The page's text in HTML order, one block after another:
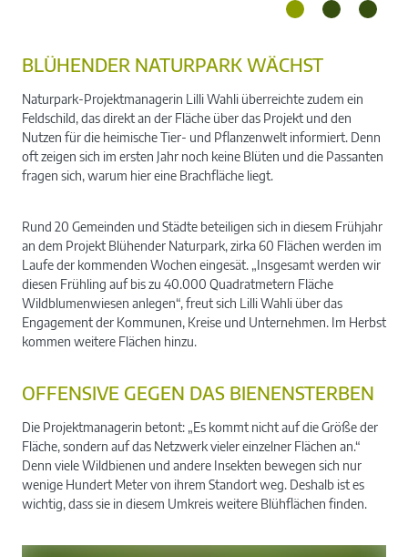
BLÜHENDER NATURPARK WÄCHST
Naturpark-Projektmanagerin Lilli Wahli überreichte zudem ein
Feldschild, das direkt an der Fläche über das Projekt und den
Nutzen für die heimische Tier- und Pflanzenwelt informiert. Denn
oft zeigen sich im ersten Jahr noch keine Blüten und die Passanten
fragen sich, warum hier eine Brachfläche liegt.
Rund 20 Gemeinden und Städte beteiligen sich in diesem Frühjahr
an dem Projekt Blühender Naturpark, zirka 60 Flächen werden im
Laufe der kommenden Wochen eingesät. „Insgesamt werden wir
diesen Frühling auf bis zu 40.000 Quadratmetern Fläche
Wildblumenwiesen anlegen“, freut sich Lilli Wahli über das
Engagement der Kommunen, Kreise und Unternehmen. Im Herbst
kommen weitere Flächen hinzu.
OFFENSIVE GEGEN DAS BIENENSTERBEN
Die Projektmanagerin betont: „Es kommt nicht auf die Größe der
Fläche, sondern auf das Netzwerk vieler einzelner Flächen an.“
Denn viele Wildbienen und andere Insekten bewegen sich nur
wenige Hundert Meter von ihrem Standort weg. Deshalb ist es
wichtig, dass sie in diesem Umkreis weitere Blühflächen finden.